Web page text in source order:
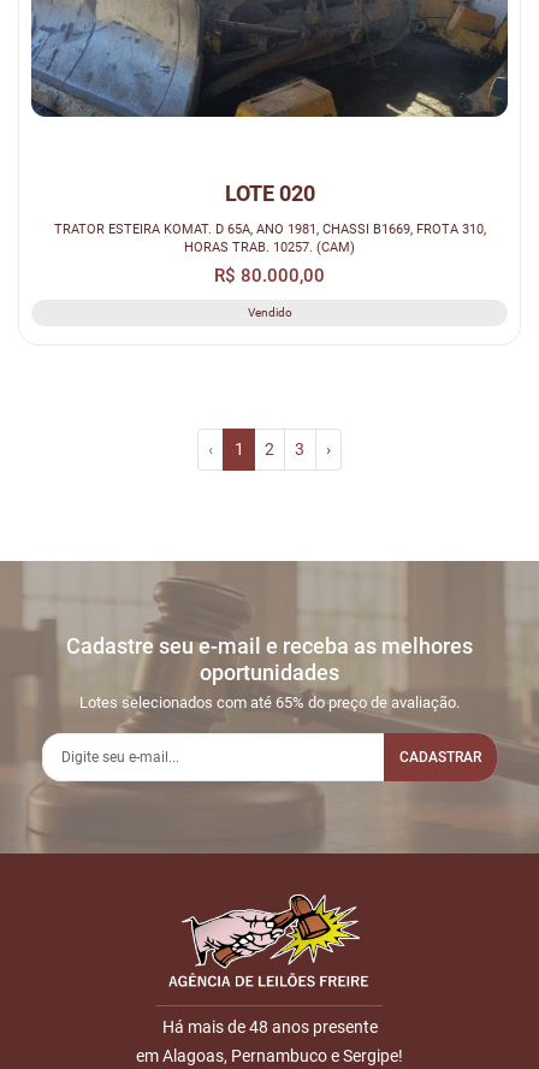
LOTE 020
TRATOR ESTEIRA KOMAT. D 65A, ANO 1981, CHASSI B1669, FROTA 310,
HORAS TRAB. 10257. (CAM)
R$ 80.000,00
Vendido
‹ 1 2 3 ›
Cadastre seu e-mail e receba as melhores
oportunidades
Lotes selecionados com até 65% do preço de avaliação.
CADASTRAR
Há mais de 48 anos presente
em Alagoas, Pernambuco e Sergipe!